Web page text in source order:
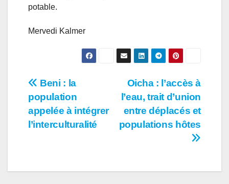
potable.
Mervedi Kalmer
Navigation
de
l’article
Oicha : l’accès à
l’eau, trait d’union
entre déplacés et
populations hôtes
Beni : la
population
appelée à intégrer
l’interculturalité